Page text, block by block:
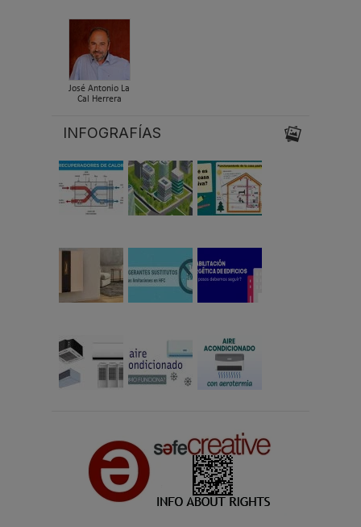
José Antonio La
Cal Herrera
INFOGRAFÍAS